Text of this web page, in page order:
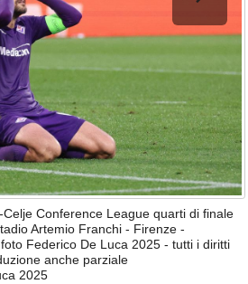
Conference League quarti di finale
Artemio Franchi - Firenze -
Federico De Luca 2025 - tutti i diritti
anche parziale
2025